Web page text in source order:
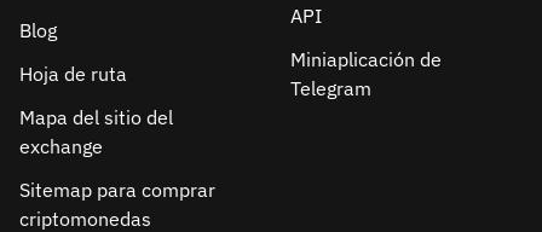
Blog
Hoja de ruta
Mapa del sitio del
exchange
Sitemap para comprar
criptomonedas
API
Miniaplicación de
Telegram